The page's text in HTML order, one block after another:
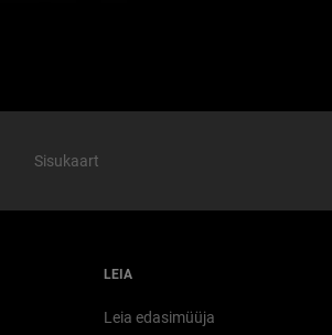
Sisukaart
LEIA
Leia edasimüüja